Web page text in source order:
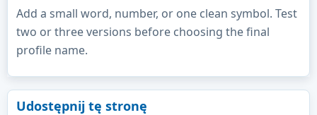
Add a small word, number, or one clean symbol. Test
two or three versions before choosing the final
profile name.
Udostępnij tę stronę